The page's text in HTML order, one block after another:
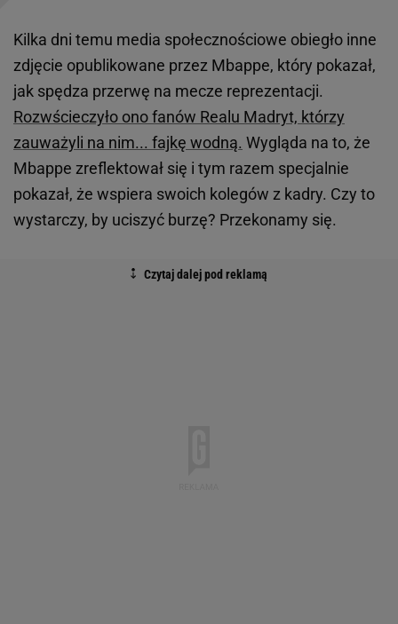
Kilka dni temu media społecznościowe obiegło inne
zdjęcie opublikowane przez Mbappe, który pokazał,
jak spędza przerwę na mecze reprezentacji.
Rozwścieczyło ono fanów Realu Madryt, którzy
zauważyli na nim... fajkę wodną. Wygląda na to, że
Mbappe zreflektował się i tym razem specjalnie
pokazał, że wspiera swoich kolegów z kadry. Czy to
wystarczy, by uciszyć burzę? Przekonamy się.